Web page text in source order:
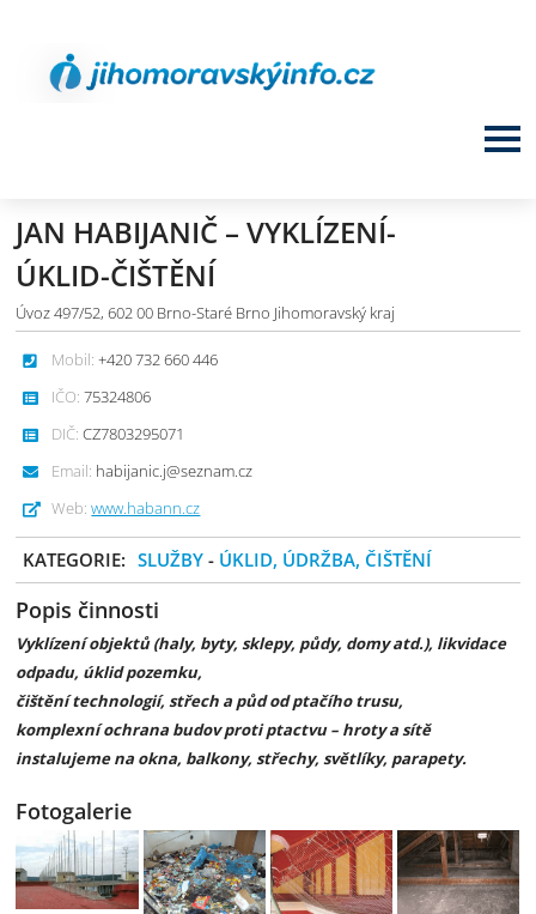
JAN HABIJANIČ – VYKLÍZENÍ-
ÚKLID-ČIŠTĚNÍ
Úvoz 497/52, 602 00 Brno-Staré Brno Jihomoravský kraj
Mobil: +420 732 660 446
IČO: 75324806
DIČ: CZ7803295071
Email: habijanic.j@seznam.cz
Web: www.habann.cz
KATEGORIE: SLUŽBY - ÚKLID, ÚDRŽBA, ČIŠTĚNÍ
Popis činnosti
Vyklízení objektů (haly, byty, sklepy, půdy, domy atd.), likvidace
odpadu, úklid pozemku,
čištění technologií, střech a půd od ptačího trusu,
komplexní ochrana budov proti ptactvu – hroty a sítě
instalujeme na okna, balkony, střechy, světlíky, parapety.
Fotogalerie